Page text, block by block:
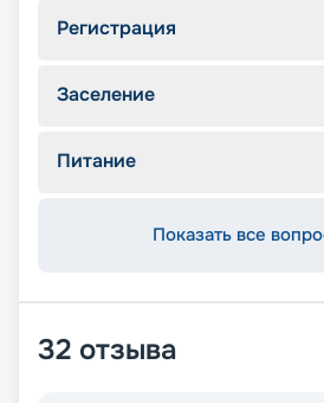
Регистрация
Заселение
Питание
Показать все
32 отзыва